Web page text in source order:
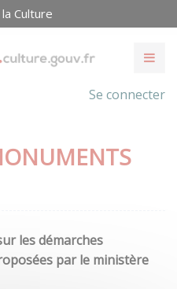
Culture
Se connecter
les démarches
par le ministère